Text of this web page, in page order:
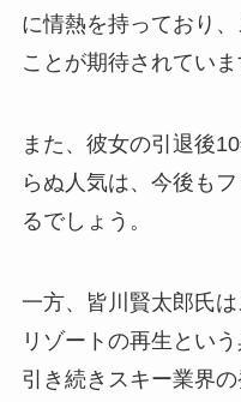
に情熱を持っており
ことが期待されていま
また、彼女の引退後
らぬ人気は、今後も
るでしょう。
一方、皆川賢太郎氏
リゾートの再生とい
引き続きスキー業界